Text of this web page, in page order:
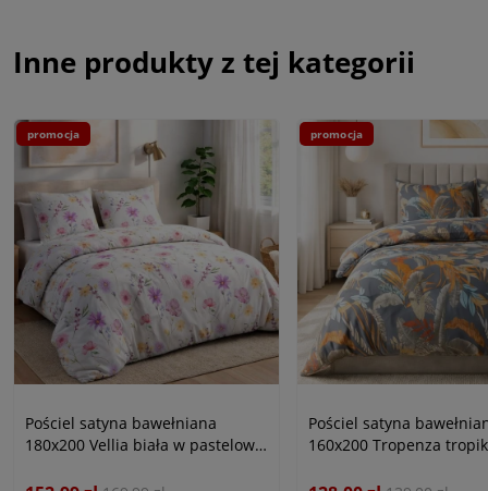
Inne produkty z tej kategorii
Pościel satyna bawełniana
180x200 Vellia biała w pastelowe
promocja
Pościel satyna
160x200 Tropenza
promocja